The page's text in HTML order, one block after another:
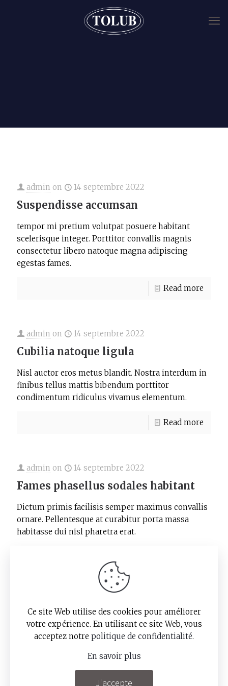
admin on 14 septembre 2022
Suspendisse accumsan
tempor mi pretium volutpat posuere habitant
scelerisque integer. Porttitor convallis magnis
consectetur libero natoque magna adipiscing
egestas fames.
Read more
admin on 14 septembre 2022
Cubilia natoque ligula
Nisl auctor eros metus blandit. Nostra interdum in
finibus tellus mattis bibendum porttitor
condimentum ridiculus vivamus elementum.
Read more
admin on 14 septembre 2022
Fames phasellus sodales habitant
Dictum primis facilisis semper maximus convallis
ornare. Pellentesque at curabitur porta massa
habitasse dui nisl pharetra erat.
© Copyright 2025 – Tolub – Mentions légales
et politique de confidentialité
Ce site Web utilise des cookies pour améliorer
votre expérience. En utilisant ce site Web, vous
acceptez notre politique de confidentialité.
En savoir plus
J'accepte